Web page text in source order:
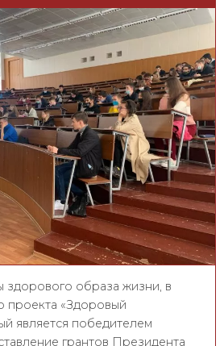
здорового образа жизни, в
проекта «Здоровый
является победителем
грантов Президента